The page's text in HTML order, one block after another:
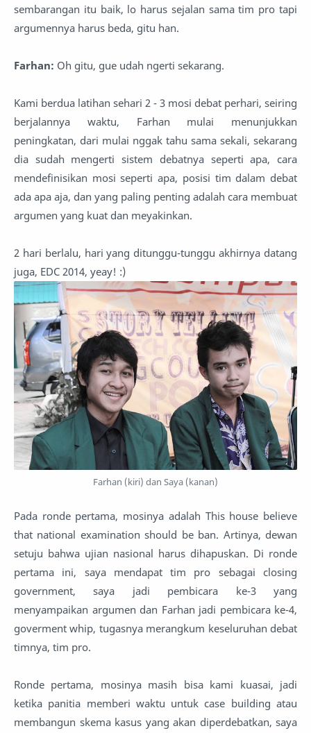
sembarangan itu baik, lo harus sejalan sama tim pro tapi
argumennya harus beda, gitu han.
Farhan: Oh gitu, gue udah ngerti sekarang.
Kami berdua latihan sehari 2 - 3 mosi debat perhari, seiring
berjalannya waktu, Farhan mulai menunjukkan
peningkatan, dari mulai nggak tahu sama sekali, sekarang
dia sudah mengerti sistem debatnya seperti apa, cara
mendefinisikan mosi seperti apa, posisi tim dalam debat
ada apa aja, dan yang paling penting adalah cara membuat
argumen yang kuat dan meyakinkan.
2 hari berlalu, hari yang ditunggu-tunggu akhirnya datang
juga, EDC 2014, yeay! :)
Farhan (kiri) dan Saya (kanan)
Pada ronde pertama, mosinya adalah This house believe
that national examination should be ban. Artinya, dewan
setuju bahwa ujian nasional harus dihapuskan. Di ronde
pertama ini, saya mendapat tim pro sebagai closing
government, saya jadi pembicara ke-3 yang
menyampaikan argumen dan Farhan jadi pembicara ke-4,
goverment whip, tugasnya merangkum keseluruhan debat
timnya, tim pro.
Ronde pertama, mosinya masih bisa kami kuasai, jadi
ketika panitia memberi waktu untuk case building atau
membangun skema kasus yang akan diperdebatkan, saya